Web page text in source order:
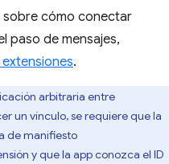
sobre cómo conectar
paso de mensajes,
.
arbitraria entre
un vínculo, se requiere que la
de manifiesto
y que la app conozca el ID